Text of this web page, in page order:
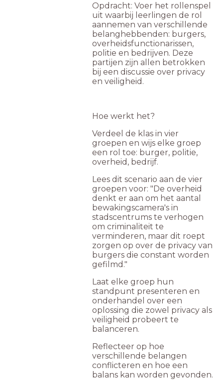
Opdracht: Voer het rollenspel
uit waarbij leerlingen de rol
aannemen van verschillende
belanghebbenden: burgers,
overheidsfunctionarissen,
politie en bedrijven. Deze
partijen zijn allen betrokken
bij een discussie over privacy
en veiligheid.
Hoe werkt het?
Verdeel de klas in vier
groepen en wijs elke groep
een rol toe: burger, politie,
overheid, bedrijf.
Lees dit scenario aan de vier
groepen voor: "De overheid
denkt er aan om het aantal
bewakingscamera's in
stadscentrums te verhogen
om criminaliteit te
verminderen, maar dit roept
zorgen op over de privacy van
burgers die constant worden
gefilmd."
Laat elke groep hun
standpunt presenteren en
onderhandel over een
oplossing die zowel privacy als
veiligheid probeert te
balanceren.
Reflecteer op hoe
verschillende belangen
conflicteren en hoe een
balans kan worden gevonden.